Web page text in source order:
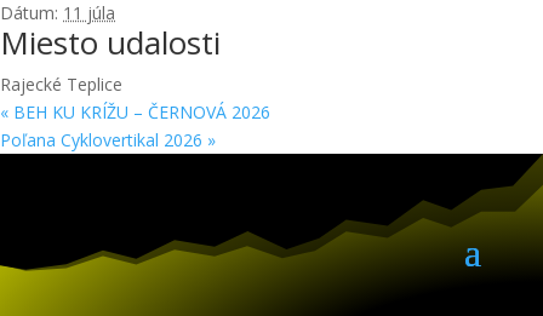
Dátum: 11 júla
Miesto udalosti
Rajecké Teplice
« BEH KU KRÍŽU – ČERNOVÁ 2026
Poľana Cyklovertikal 2026 »